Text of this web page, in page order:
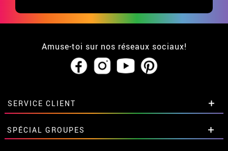
Amuse-toi sur nos réseaux sociaux!
SERVICE CLIENT
• Qui sommes-nous?
• CGV
SPÉCIAL GROUPES